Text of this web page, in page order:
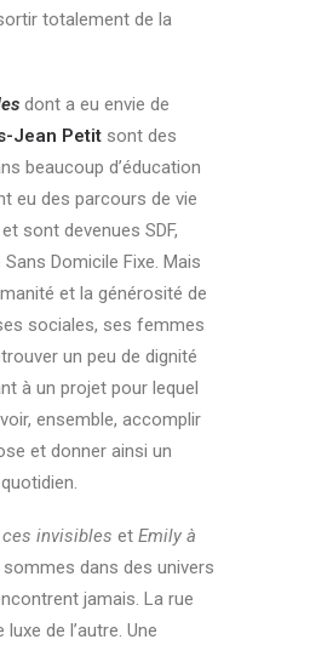
totalement de la
dont a eu envie de
Jean Petit sont des
beaucoup d’éducation
eu des parcours de vie
sont devenues SDF,
Domicile Fixe. Mais
et la générosité de
sociales, ses femmes
un peu de dignité
à un projet pour lequel
ensemble, accomplir
et donner ainsi un
ces invisibles et Emily à
dans des univers
jamais. La rue
luxe de l’autre. Une